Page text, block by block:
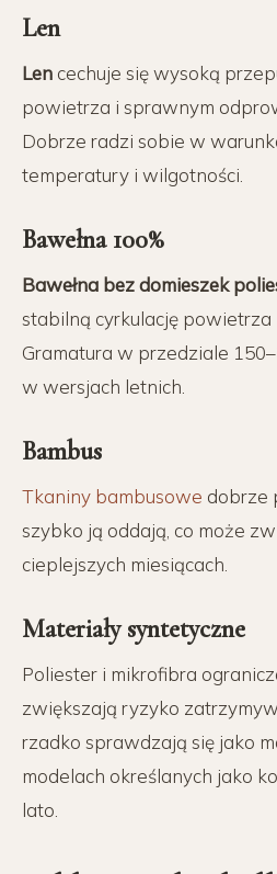
Len
Len cechuje się wysoką
powietrza i sprawnym
Dobrze radzi sobie w
temperatury i wilgotności.
Bawełna 100%
Bawełna bez domieszek
stabilną cyrkulację powietrza
Gramatura w przedziale
w wersjach letnich.
Bambus
Tkaniny bambusowe dobrze
szybko ją oddają, co może
cieplejszych miesiącach.
Materiały syntetyczne
Poliester i mikrofibra
zwiększają ryzyko
rzadko sprawdzają się jako
modelach określanych jako
lato.